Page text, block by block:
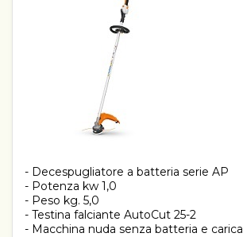
- Decespugliatore a batteria serie AP
- Potenza kw 1,0
- Peso kg. 5,0
- Testina falciante AutoCut 25-2
- Macchina nuda senza batteria e carica